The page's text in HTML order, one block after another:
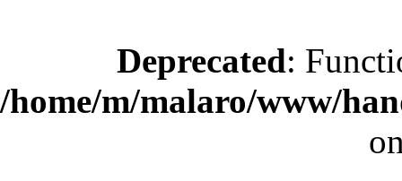
Deprecated:
/home/m/malaro/www/